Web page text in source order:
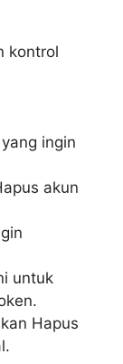
kontrol
ingin
akun
untuk
Hapus